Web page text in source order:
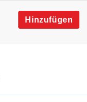
Hinzufügen